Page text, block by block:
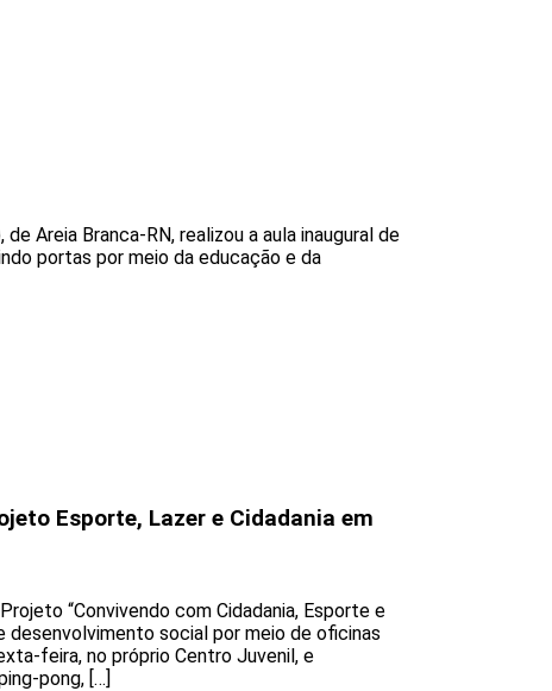
Areia Branca-RN, realizou a aula inaugural de
portas por meio da educação e da
Esporte, Lazer e Cidadania em
“Convivendo com Cidadania, Esporte e
desenvolvimento social por meio de oficinas
feira, no próprio Centro Juvenil, e
pong, […]